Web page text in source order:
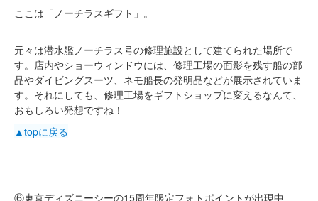
ここは「ノーチラスギフト」。
元々は潜水艦ノーチラス号の修理施設として建てられた場所で
す。店内やショーウィンドウには、修理工場の面影を残す船の部
品やダイビングスーツ、ネモ船長の発明品などが展示されていま
す。それにしても、修理工場をギフトショップに変えるなんて、
おもしろい発想ですね！
▲topに戻る
⑥東京ディズニーシーの15周年限定フォトポイントが出現中